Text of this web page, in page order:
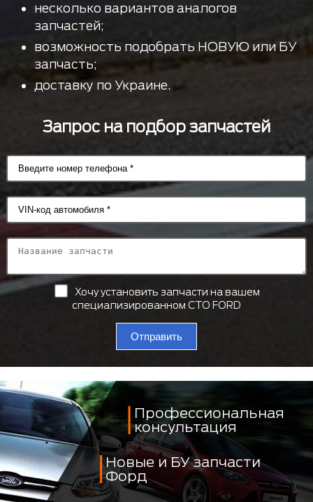
несколько вариантов аналогов
запчастей;
возможность подобрать НОВУЮ или БУ
запчасть;
доставку по Украине.
Запрос на подбор запчастей
Хочу установить запчасти на вашем
специализированном СТО FORD
Отправить
Профессиональная
консультация
Новые и БУ запчасти
Форд